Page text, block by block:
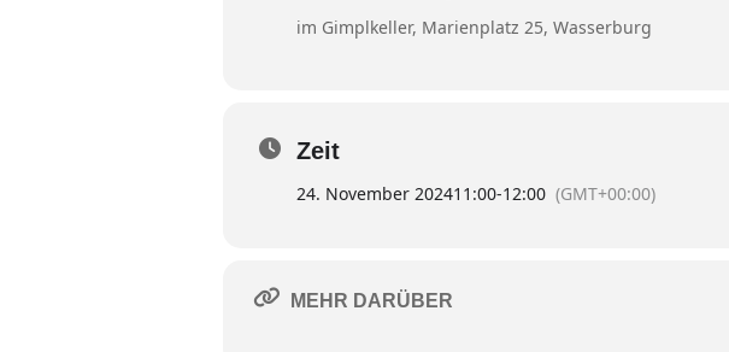
im Gimplkeller, Marienplatz 25, Wasserburg
Zeit
24. November 202411:00-12:00 (GMT+00:00)
MEHR DARÜBER